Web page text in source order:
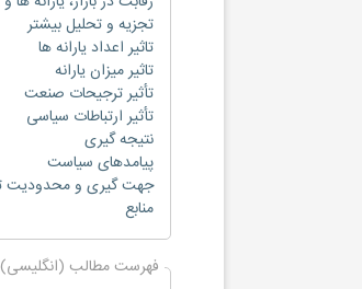
تجزیه و تحلیل بیشتر
تاثیر اعداد یارانه ها
تاثیر میزان یارانه
تأثیر ترجیحات صنعت
تأثیر ارتباطات سیاسی
نتیجه گیری
پیامدهای سیاست
جهت گیری و محدودیت
منابع
فهرست مطالب (انگلیسی)